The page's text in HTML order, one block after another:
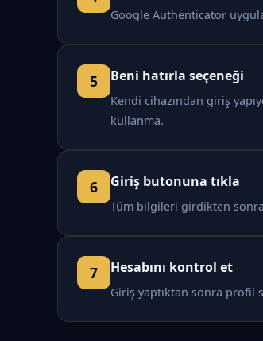
Google Authenticator
Beni hatırla seçeneği
Kendi cihazından giriş
kullanma.
Giriş butonuna tıkla
Tüm bilgileri girdikten
Hesabını kontrol et
Giriş yaptıktan sonra profil